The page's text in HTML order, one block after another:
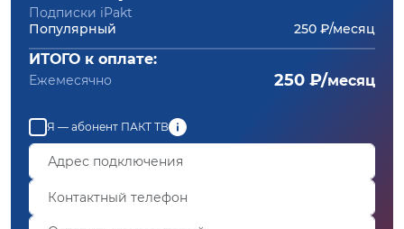
Подписки iPakt
Популярный
250 ₽/месяц
ИТОГО к оплате:
Ежемесячно 250 ₽/месяц
Я — абонент ПАКТ ТВ